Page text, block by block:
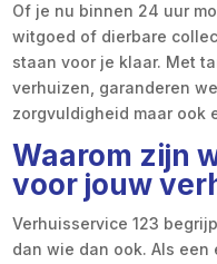
Of je nu binnen 24 uur
witgoed of dierbare
staan voor je klaar. Met
verhuizen, garanderen
zorgvuldigheid maar ook
Waarom zijn
voor jouw
Verhuisservice 123
dan wie dan ook. Als